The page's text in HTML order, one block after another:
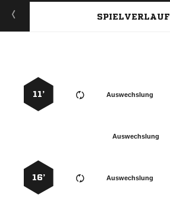
SPIELVERLAUF
Auswechslung
11’
Auswechslung
Auswechslung
16’